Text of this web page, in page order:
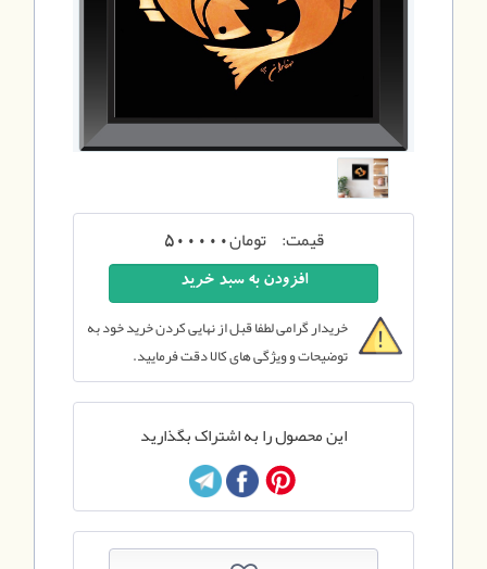
قیمت: تومان500000
خریدار گرامی لطفا قبل از نهایی کردن خرید خود به
توضیحات و ویژگی های کالا دقت فرمایید.
این محصول را به اشتراک بگذارید